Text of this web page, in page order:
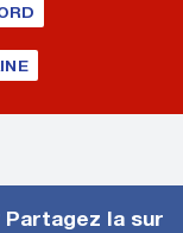
la sur